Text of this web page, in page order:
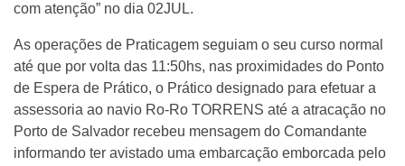
com atenção” no dia 02JUL.
As operações de Praticagem seguiam o seu curso normal
até que por volta das 11:50hs, nas proximidades do Ponto
de Espera de Prático, o Prático designado para efetuar a
assessoria ao navio Ro-Ro TORRENS até a atracação no
Porto de Salvador recebeu mensagem do Comandante
informando ter avistado uma embarcação emborcada pelo